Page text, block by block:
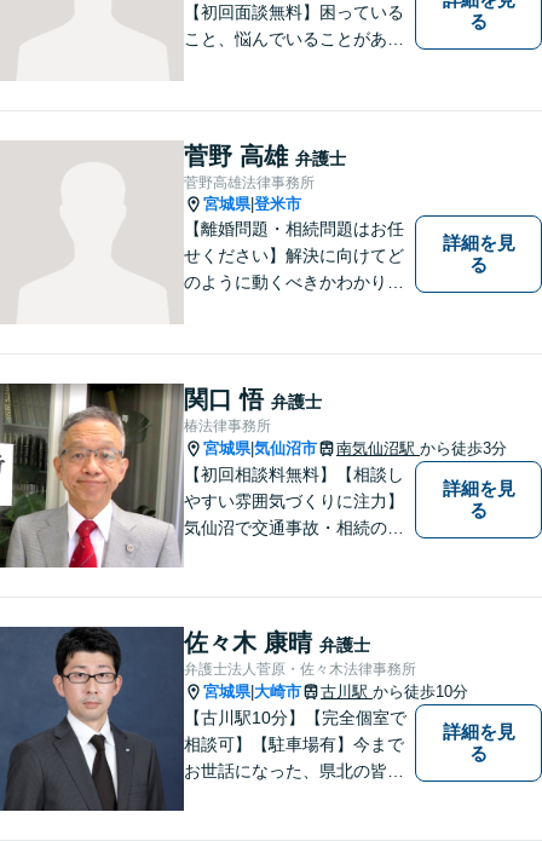
【初回面談無料】困っている
こと、悩んでいることがあっ
まず弁護士に相談してみてく
ださい。離婚問題／借金問題
／交通事故／刑事事件など、
幅広く対応。【夜間／休日対
応可能】
る
菅野 高雄 弁護士
菅野高雄法律事務所
宮城県|登米市
【離婚問題・相続問題はお任
せください】解決に向けてど
のように動くべきかわかりや
夜間・休日対応可】お早めの
ご相談が、納得のいく解決へ
の第一歩です。
詳細を見
る
関口 悟 弁護士
椿法律事務所
宮城県|気仙沼市 南気仙沼駅 から徒歩3分
【初回相談料無料】【相談し
やすい雰囲気づくりに注力】
気仙沼で交通事故・相続のこ
婚・刑事事件のご相談にも対
応します。【南気仙沼駅3分】
詳細を見
る
佐々木 康晴 弁護士
弁護士法人菅原・佐々木法律事務所
宮城県|大崎市 古川駅 から徒歩10分
【古川駅10分】【完全個室で
相談可】【駐車場有】今まで
お世話になった、県北の皆さ
詳細を見
る